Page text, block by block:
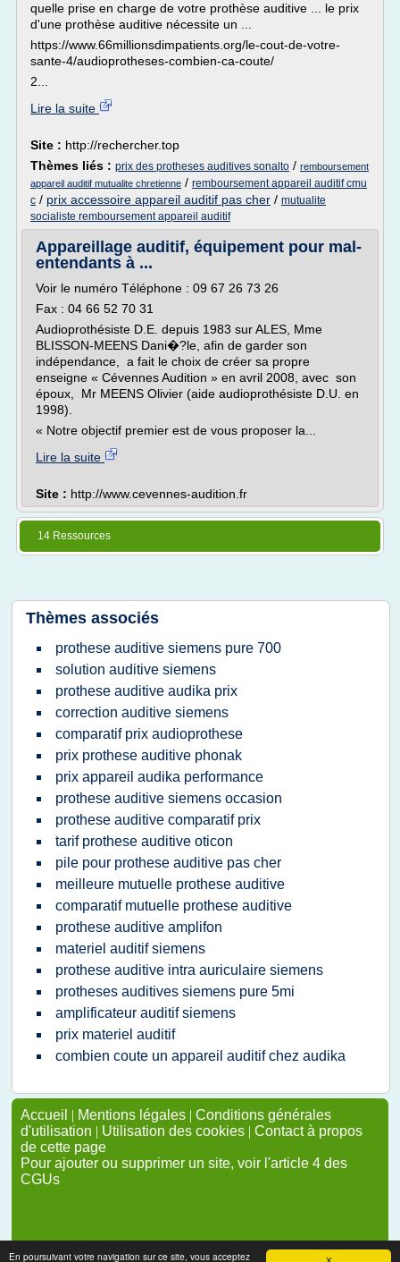
En poursuivant votre navigation sur ce site, vous acceptez
quelle prise en charge de votre prothèse auditive ... le prix
d'une prothèse auditive nécessite un ...
https://www.66millionsdimpatients.org/le-cout-de-votre-
sante-4/audioprotheses-combien-ca-coute/
2...
Lire la suite
Site : http://rechercher.top
Thèmes liés : prix des protheses auditives sonalto / remboursement
appareil auditif mutualite chretienne / remboursement appareil auditif cmu
c / prix accessoire appareil auditif pas cher / mutualite
socialiste remboursement appareil auditif
Appareillage auditif, équipement pour mal-
entendants à ...
Voir le numéro Téléphone : 09 67 26 73 26
Fax : 04 66 52 70 31
Audioprothésiste D.E. depuis 1983 sur ALES, Mme
BLISSON-MEENS Dani�?le, afin de garder son
indépendance, a fait le choix de créer sa propre
enseigne « Cévennes Audition » en avril 2008, avec son
époux, Mr MEENS Olivier (aide audioprothésiste D.U. en
1998).
« Notre objectif premier est de vous proposer la...
Lire la suite
Site : http://www.cevennes-audition.fr
14 Ressources
Thèmes associés
prothese auditive siemens pure 700
solution auditive siemens
prothese auditive audika prix
correction auditive siemens
comparatif prix audioprothese
prix prothese auditive phonak
prix appareil audika performance
prothese auditive siemens occasion
prothese auditive comparatif prix
tarif prothese auditive oticon
pile pour prothese auditive pas cher
meilleure mutuelle prothese auditive
comparatif mutuelle prothese auditive
prothese auditive amplifon
materiel auditif siemens
prothese auditive intra auriculaire siemens
protheses auditives siemens pure 5mi
amplificateur auditif siemens
prix materiel auditif
combien coute un appareil auditif chez audika
Accueil | Mentions légales | Conditions générales
d'utilisation | Utilisation des cookies | Contact à propos
de cette page
Pour ajouter ou supprimer un site, voir l'article 4 des
CGUs